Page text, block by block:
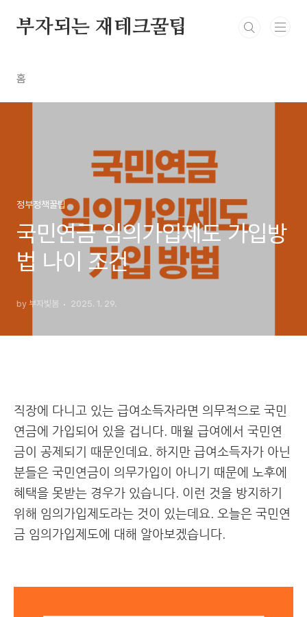
부자되는 재테크꿀팁
홈
정부정책꿀팁
국민연금 임의가입제도 가입방
법 나이 조건
by 부자빛봄 2025. 1. 29.
직장에 다니고 있는 급여소득자라면 의무적으로 국민
연금에 가입되어 있을 겁니다. 매월 급여에서 국민연
금이 공제되기 때문인데요. 하지만 급여소득자가 아닌
분들은 국민연금이 의무가입이 아니기 때문에 노후에
혜택을 못받는 경우가 있습니다. 이런 것을 방지하기
위해 임의가입제도라는 것이 있는데요. 오늘은 국민연
금 임의가입제도에 대해 알아보겠습니다.